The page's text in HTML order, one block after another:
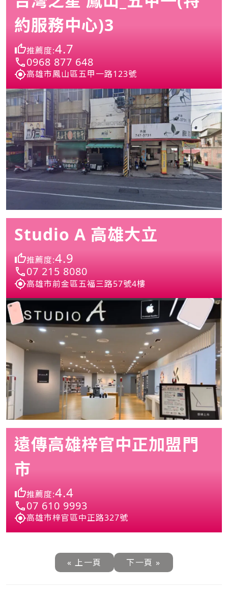
約服務中心)3
推薦度:4.7
0968 877 648
高雄市鳳山區五甲一路123號
Studio A 高雄大立
推薦度:4.9
07 215 8080
高雄市前金區五福三路57號4樓
遠傳高雄梓官中正加盟門
市
推薦度:4.4
07 610 9993
高雄市梓官區中正路327號
« 上一頁 下一頁 »